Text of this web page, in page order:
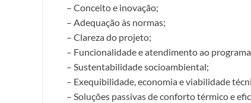
– Conceito e inovação;
– Adequação às normas;
– Clareza do projeto;
– Funcionalidade e atendimento ao
– Sustentabilidade socioambiental;
– Exequibilidade, economia e viabilidade
– Soluções passivas de conforto térmico e